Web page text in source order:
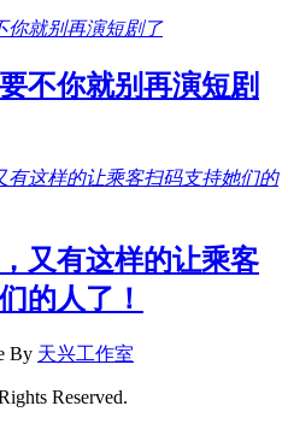
不你就别再演短剧
又有这样的让乘客
的人了！
By 天兴工作室
Reserved.